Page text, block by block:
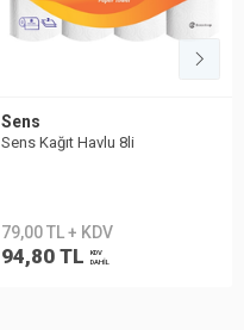
Sens
Sens Kağıt Havlu 8li
79,00 TL + KDV
94,80 TL
KDV
DAHİL